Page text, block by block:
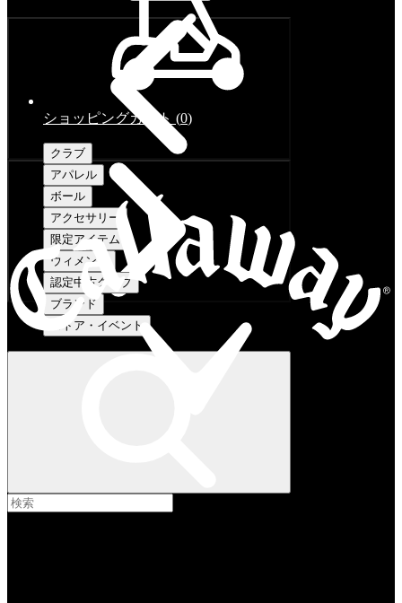
ショッピングカート (0)
クラブ
アパレル
ボール
アクセサリー
限定アイテム
ウィメンズ
認定中古クラブ
ブランド
ストア・イベント